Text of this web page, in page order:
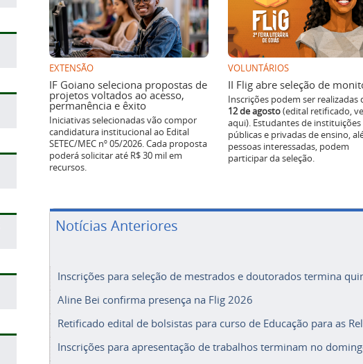
EXTENSÃO
IF Goiano seleciona propostas de
projetos voltados ao acesso,
permanência e êxito
Iniciativas selecionadas vão compor
candidatura institucional ao Edital
SETEC/MEC nº 05/2026. Cada proposta
poderá solicitar até R$ 30 mil em
recursos.
VOLUNTÁRIOS
II Flig abre seleção de
Inscrições podem ser realizadas
12 de agosto(edital retificado,
aqui). Estudantes de instituições
públicas e privadas de ensino,
pessoas interessadas, podem
participar da seleção.
Notícias Anteriores
Inscrições para seleção de mestrados e doutorados termina
Aline Bei confirma presença na Flig 2026
Retificado edital de bolsistas para curso de Educação para as
Inscrições para apresentação de trabalhos terminam no